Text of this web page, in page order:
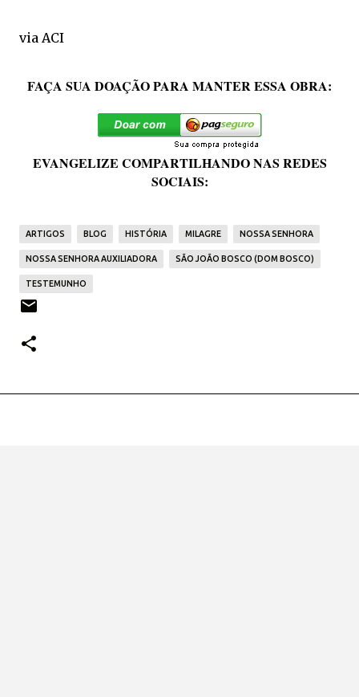
via ACI
FAÇA SUA DOAÇÃO PARA MANTER ESSA OBRA:
EVANGELIZE COMPARTILHANDO NAS REDES
SOCIAIS:
ARTIGOS BLOG HISTÓRIA MILAGRE NOSSA SENHORA
NOSSA SENHORA AUXILIADORA SÃO JOÃO BOSCO (DOM BOSCO)
TESTEMUNHO